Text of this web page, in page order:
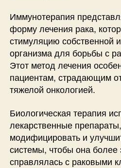
Иммунотерапия
форму лечения рака,
стимуляцию собственной
организма для борьбы с
Этот метод лечения
пациентам, страдающим
тяжелой онкологией.
Биологическая терапия
лекарственные
модифицировать и
системы, чтобы она
справлялась с раковыми